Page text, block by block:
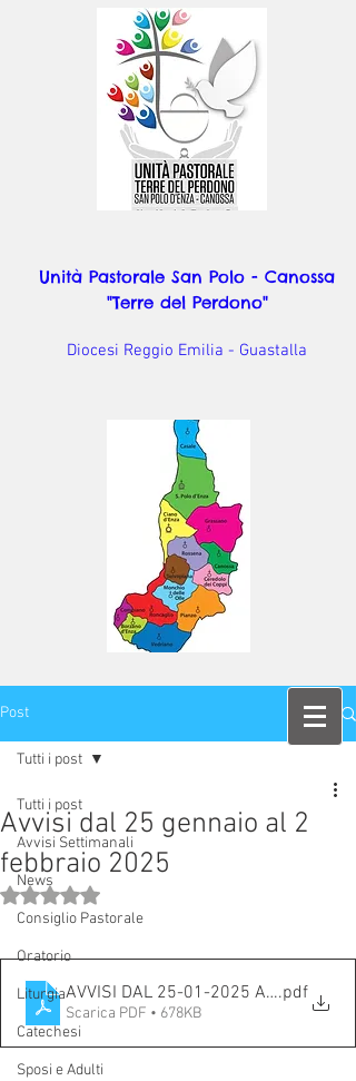
Unità Pastorale San Polo - Canossa
"Terre del Perdono"
Diocesi Reggio Emilia - Guastalla
Post
Tutti i post
Avvisi Settimanali
News
Consiglio Pastorale
Oratorio
Liturgia
Catechesi
Sposi e Adulti
Tutti i post
Avvisi dal 25 gennaio al 2
febbraio 2025
Valutazione NaN stelle su 5.
AVVISI DAL 25-01-2025 AL 2-2-2025
.pdf
Scarica PDF • 678KB